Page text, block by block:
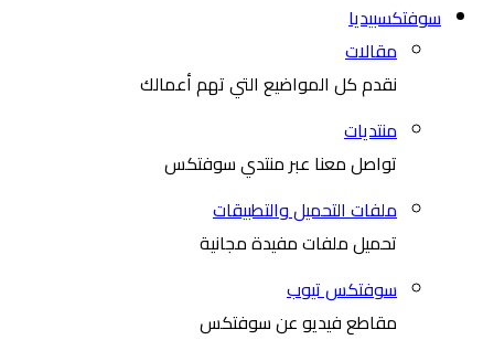
سوفتكسبيديا
مقالات
نقدم كل المواضيع التي تهم أعمالك
منتديات
تواصل معنا عبر منتدي سوفتكس
ملفات التحميل والتطبيقات
تحميل ملفات مفيدة مجانية
سوفتكس تيوب
مقاطع فيديو عن سوفتكس